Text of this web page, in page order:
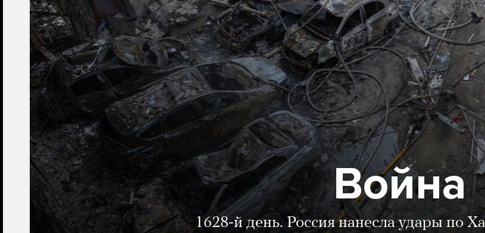
Война
1628-й день. Россия нанесла удары по